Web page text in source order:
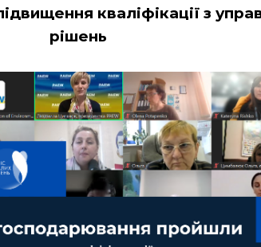
кваліфікації з
рішень